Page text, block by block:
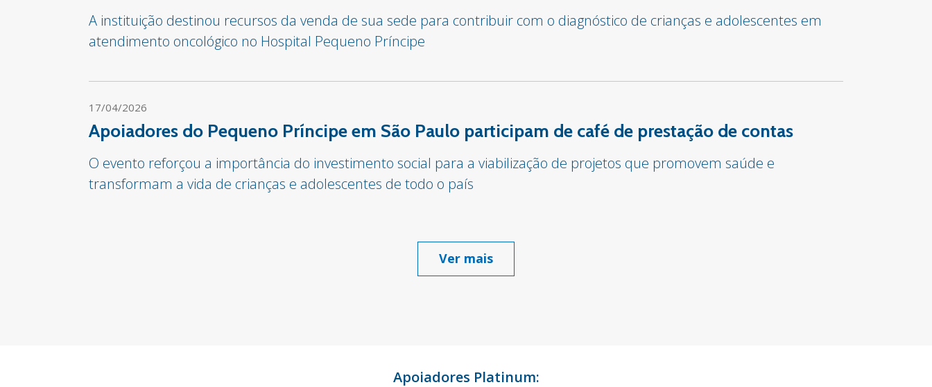
A instituição destinou recursos da venda de sua sede para contribuir com o diagnóstico de crianças e adolescentes em
atendimento oncológico no Hospital Pequeno Príncipe
17/04/2026
Apoiadores do Pequeno Príncipe em São Paulo participam de café de prestação de contas
O evento reforçou a importância do investimento social para a viabilização de projetos que promovem saúde e
transformam a vida de crianças e adolescentes de todo o país
Ver mais
Apoiadores Platinum: